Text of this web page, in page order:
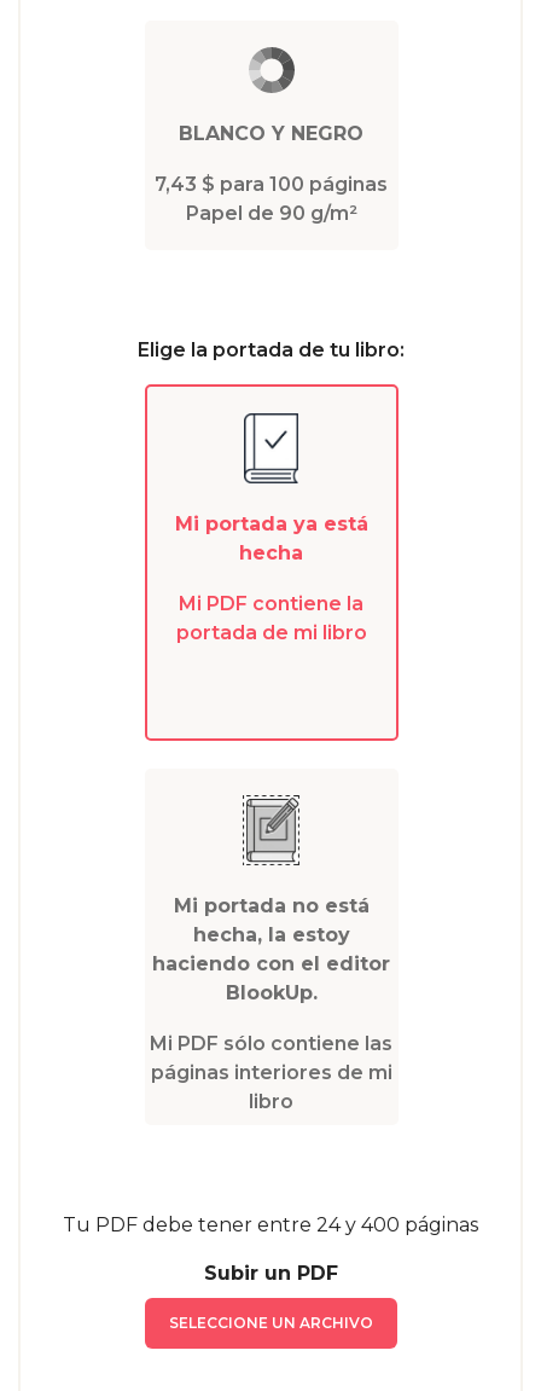
BLANCO Y NEGRO
7,43 $ para 100 páginas
Papel de 90 g/m²
Elige la portada de tu libro:
Mi portada ya está
hecha
Mi PDF contiene la
portada de mi libro
Mi portada no está
hecha, la estoy
haciendo con el editor
BlookUp.
Mi PDF sólo contiene las
páginas interiores de mi
libro
Tu PDF debe tener entre 24 y 400 páginas
Subir un PDF
SELECCIONE UN ARCHIVO